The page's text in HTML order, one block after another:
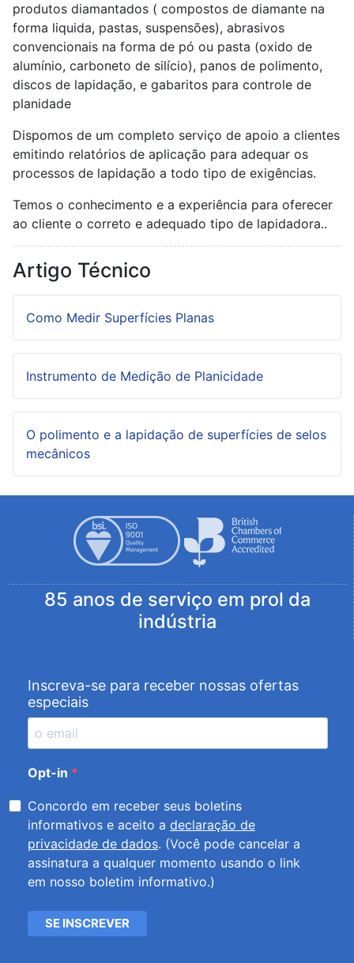
produtos diamantados ( compostos de diamante na
forma liquida, pastas, suspensões), abrasivos
convencionais na forma de pó ou pasta (oxido de
alumínio, carboneto de silício), panos de polimento,
discos de lapidação, e gabaritos para controle de
planidade
Dispomos de um completo serviço de apoio a clientes
emitindo relatórios de aplicação para adequar os
processos de lapidação a todo tipo de exigências.
Temos o conhecimento e a experiência para oferecer
ao cliente o correto e adequado tipo de lapidadora..
Artigo Técnico
Como Medir Superfícies Planas
Instrumento de Medição de Planicidade
O polimento e a lapidação de superfícies de selos
mecânicos
85 anos de serviço em prol da
indústria
Inscreva-se para receber nossas ofertas
especiais
Opt-in
Concordo em receber seus boletins
informativos e aceito a declaração de
privacidade de dados. (Você pode cancelar a
assinatura a qualquer momento usando o link
em nosso boletim informativo.)
SE INSCREVER